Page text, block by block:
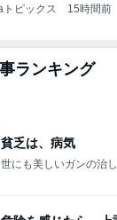
「知っていること」
があります！
ライトワーカーまきて